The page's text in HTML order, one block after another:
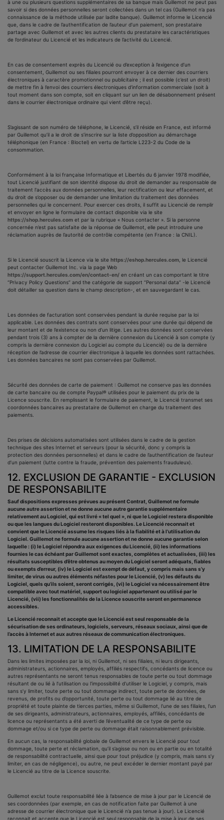
à une ou plusieurs questions supplémentaires de sa banque mais Guillemot ne peut pas
savoir si des données personnelles seront collectées dans un tel cas (Guillemot n’a pas
connaissance de la méthode utilisée par ladite banque). Guillemot informe le Licencié
que, dans le cadre de l’authentification de l’auteur d’un paiement, son prestataire
partage avec Guillemot et avec les autres clients du prestataire les caractéristiques
de l’ordinateur du Licencié et les indicateurs de l’activité du Licencié.
En cas de consentement exprès du Licencié ou d’exception à l’exigence d’un
consentement, Guillemot ou ses filiales pourront envoyer à ce dernier des courriers
électroniques à caractère promotionnel ou publicitaire ; il est possible (c’est un droit)
de mettre fin à l’envoi des courriers électroniques d’information commerciale (soit à
tout moment dans son compte, soit en cliquant sur un lien de désabonnement présent
dans le courrier électronique ordinaire qui vient d’être reçu).
S’agissant de son numéro de téléphone, le Licencié, s’il réside en France, est informé
par Guillemot qu’il a le droit de s’inscrire sur la liste d’opposition au démarchage
téléphonique (en France : Bloctel) en vertu de l’article L223-2 du Code de la
consommation.
Conformément à la loi française Informatique et Libertés du 6 janvier 1978 modifiée,
tout Licencié justifiant de son identité dispose du droit de demander au responsable de
traitement l'accès aux données personnelles, leur rectification ou leur effacement, et
du droit de s’opposer ou de demander une limitation du traitement des données
personnelles qui le concernent. Pour exercer ces droits, il suffit au Licencié de remplir
et envoyer en ligne le formulaire de contact disponible via le site
https://shop.hercules.com et par la rubrique « Nous contacter ». Si la personne
concernée n’est pas satisfaite de la réponse de Guillemot, elle peut introduire une
réclamation auprès de l’autorité de contrôle compétente (en France : la CNIL).
Si le Licencié souscrit la Licence via le site https://eshop.hercules.com, le Licencié
peut contacter Guillemot Inc. via la page Web
https://support.hercules.com/en/contact-en/ en créant un cas comportant le titre
“Privacy Policy Questions” and the catégorie de support “Personal data” -le Licencié
doit détailler sa question dans le champ description-, et en sauvegardant le cas.
Les données de facturation sont conservées pendant la durée requise par la loi
applicable. Les données des contrats sont conservées pour une durée qui dépend de
leur montant et de l’existence ou non d’un litige. Les autres données sont conservées
pendant trois (3) ans à compter de la dernière connexion du Licencié à son compte (y
compris la dernière connexion du Logiciel au compte du Licencié) ou de la dernière
réception de l’adresse de courrier électronique à laquelle les données sont rattachées.
Les données bancaires ne sont pas conservées par Guillemot.
Sécurité des données de carte de paiement : Guillemot ne conserve pas les données
de carte bancaire ou de compte Paypal® utilisées pour le paiement du prix de la
Licence souscrite. En remplissant le formulaire de paiement, le Licencié transmet ses
coordonnées bancaires au prestataire de Guillemot en charge du traitement des
paiements.
Des prises de décisions automatisées sont utilisées dans le cadre de la gestion
technique des sites Internet et serveurs (pour la sécurité, donc y compris la
protection des données personnelles) et dans le cadre de l’authentification de l’auteur
d’un paiement (lutte contre la fraude, prévention des paiements frauduleux).
12. EXCLUSION DE GARANTIE - EXCLUSION
DE RESPONSABILITE
Sauf dispositions expresses prévues au présent Contrat, Guillemot ne formule
aucune autre assertion et ne donne aucune autre garantie supplémentaire
relativement au Logiciel, qui est livré « tel quel », ni que le Logiciel restera disponible
ou que les langues du Logiciel resteront disponibles. Le Licencié reconnait et
convient que le Licencié assume les risques liés à la fiabilité et à l’utilisation du
Logiciel. Guillemot ne formule aucune assertion et ne donne aucune garantie selon
laquelle : (i) le Logiciel répondra aux exigences du Licencié, (ii) les informations
fournies le cas échéant par Guillemot sont exactes, complètes et actualisées, (iii) les
résultats susceptibles d’être obtenus au moyen du Logiciel seront adéquats, fiables
ou exempts d’erreur, (iv) le Logiciel est exempt de défaut, y compris mais sans s’y
limiter, de virus ou autres éléments néfastes pour le Licencié, (v) les défauts du
Logiciel, quels qu’ils soient, seront corrigés, (vi) le Logiciel va nécessairement être
compatible avec tout matériel, support ou logiciel appartenant ou utilisé par le
Licencié, (vii) les fonctionnalités de la Licence souscrite seront en permanence
accessibles.
Le Licencié reconnait et accepte que le Licencié est seul responsable de la
sécurisation de ses ordinateurs, logiciels, serveurs, réseaux sociaux, ainsi que de
l’accès à Internet et aux autres réseaux de communication électroniques.
13. LIMITATION DE LA RESPONSABILITE
Dans les limites imposées par la loi, ni Guillemot, ni ses filiales, ni leurs dirigeants,
administrateurs, actionnaires, employés, affiliés respectifs, concédants de licence ou
autres représentants ne seront tenus responsables de toute perte ou tout dommage
résultant de ou lié à l’utilisation ou l’impossibilité d’utiliser le Logiciel, y compris, mais
sans s’y limiter, toute perte ou tout dommage indirect, toute perte de données, de
revenus, de profits ou d’opportunité, toute perte ou tout dommage lié au titre de
propriété et toute plainte de tierces parties, même si Guillemot, l’une de ses filiales, l’un
de ses dirigeants, administrateurs, actionnaires, employés, affiliés, concédants de
licence ou représentants a été averti de l’éventualité de ce type de perte ou
dommage et/ou si ce type de perte ou dommage était raisonnablement prévisible.
En aucun cas, la responsabilité globale de Guillemot envers le Licencié pour tout
dommage, toute perte et réclamation, qu’il s’agisse ou non ou en partie ou en totalité
de responsabilité contractuelle, ainsi que pour tout préjudice (y compris, mais sans s’y
limiter, en cas de négligence), ou autre, ne peut excéder le dernier montant payé par
le Licencié au titre de la Licence souscrite.
Guillemot exclut toute responsabilité liée à l’absence de mise à jour par le Licencié de
ses coordonnées (par exemple, en cas de notification faite par Guillemot à une
adresse de courrier électronique que le Licencié n’a pas tenue à jour). Le Licencié
reconnait et accepte que le Licencié est seul responsable de la mise à jour de ses